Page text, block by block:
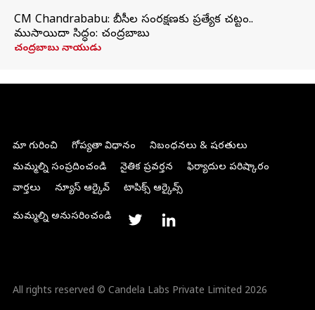
CM Chandrababu: బీసీల సంరక్షణకు ప్రత్యేక చట్టం..
ముసాయిదా సిద్ధం: చంద్రబాబు
చంద్రబాబు నాయుడు
మా గురించి గోప్యతా విధానం
నిబంధనలు & షరతులు
మమ్మల్ని సంప్రదించండి
నైతిక ప్రవర్తన
ఫిర్యాదుల పరిష్కారం
వార్తలు
న్యూస్ ఆర్కైవ్ టాపిక్స్ ఆర్కైవ్స్
మమ్మల్ని అనుసరించండి
All rights reserved © Candela Labs Private Limited 2026